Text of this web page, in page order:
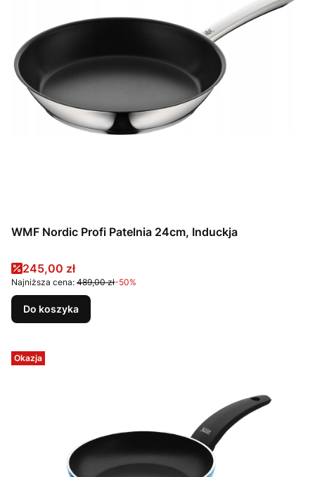
WMF Nordic Profi Patelnia 24cm, Induckja
Cena promocyjna
245,00 zł
Najniższa cena: 489,00 zł-50%
Do koszyka
Okazja